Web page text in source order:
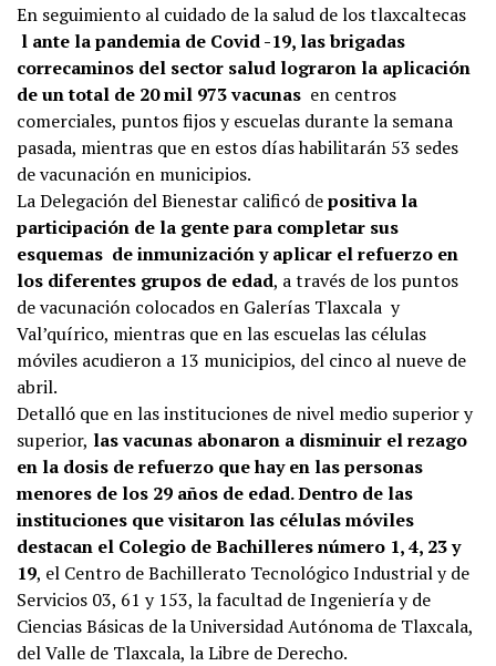
En seguimiento al cuidado de la salud de los tlaxcaltecas
l ante la pandemia de Covid -19, las brigadas
correcaminos del sector salud lograron la aplicación
de un total de 20 mil 973 vacunas en centros
comerciales, puntos fijos y escuelas durante la semana
pasada, mientras que en estos días habilitarán 53 sedes
de vacunación en municipios.
La Delegación del Bienestar calificó depositiva la
participación de la gente para completar sus
esquemas de inmunización y aplicar el refuerzo en
los diferentes grupos de edad, a través de los puntos
de vacunación colocados en Galerías Tlaxcala y
Val’quírico, mientras que en las escuelas las células
móviles acudieron a 13 municipios, del cinco al nueve de
abril.
Detalló que en las instituciones de nivel medio superior y
superior, las vacunas abonaron a disminuir el rezago
en la dosis de refuerzo que hay en las personas
menores de los 29 años de edad. Dentro de las
instituciones que visitaron las células móviles
destacan el Colegio de Bachilleres número 1, 4, 23 y
19, el Centro de Bachillerato Tecnológico Industrial y de
Servicios 03, 61 y 153, la facultad de Ingeniería y de
Ciencias Básicas de la Universidad Autónoma de Tlaxcala,
del Valle de Tlaxcala, la Libre de Derecho.